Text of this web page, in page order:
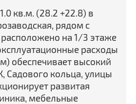
кв.м. (28.2 +22.8) в
рядом с
на 1/3 этаже
расходы
обеспечивает высокий
Садового кольца, улицы
развитая
мебельные